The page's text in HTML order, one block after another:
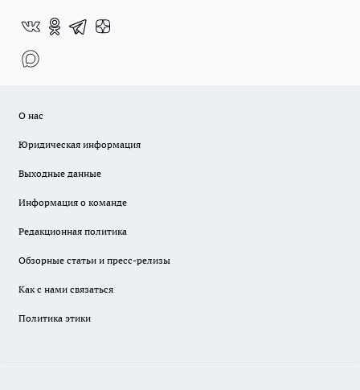
О нас
Юридическая информация
Выходные данные
Информация о команде
Редакционная политика
Обзорные статьи и пресс-релизы
Как с нами связаться
Политика этики